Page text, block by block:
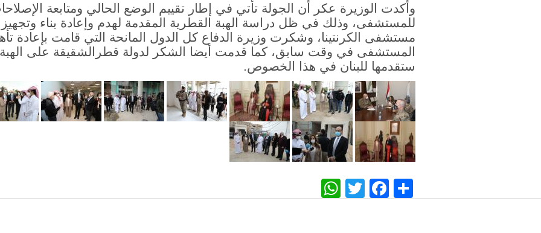
وأكدت الوزيرة عكر
أن الجولة تأتي في إطار تقييم الوضع الحالي ومتابعة
للمستشفى، وذلك في ظل دراسة الهبة القطرية المقدمة لهدم وإعادة بناء
مستشفى الكرنتينا، وشكرت وزيرة الدفاع كل الدول المانحة التي قامت بإعادة
المستشفى في وقت سابق، كما قدمت أيضا الشكر لدولة قطرالشقيقة على الهبة
ستقدمها للبنان في هذا الخصوص.
Share
Facebook
Twitter